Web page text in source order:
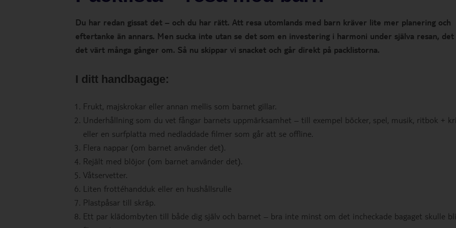
Du har redan gissat det – och du har rätt. Att resa utomlands med barn kräver lite mer planering och
eftertanke än annars. Men sucka inte utan se det som en investering i harmoni under själva resan, det
det värt många gånger om. Så nu skippar vi snacket och går direkt på packlistorna.
I ditt handbagage:
Frukt, majskrokar eller annan mellis som barnet gillar.
Underhållning som du vet fångar barnets uppmärksamhet – till exempel böcker, spel, musik, ritbok +
eller en surfplatta med nedladdade filmer som går att se offline.
Flera nappar (om barnet använder det).
Rejält med blöjor (om barnet använder det).
Våtservetter.
Liten frottéhandduk eller en hushållsrulle
Plastpåsar till skräp.
Ett par klädombyten till både dig själv och barnet – bra inte minst om det incheckade bagaget skulle bli